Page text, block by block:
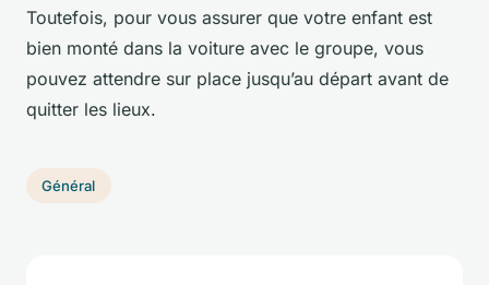
Toutefois, pour vous assurer que votre enfant est
bien monté dans la voiture avec le groupe, vous
pouvez attendre sur place jusqu’au départ avant de
quitter les lieux.
Général